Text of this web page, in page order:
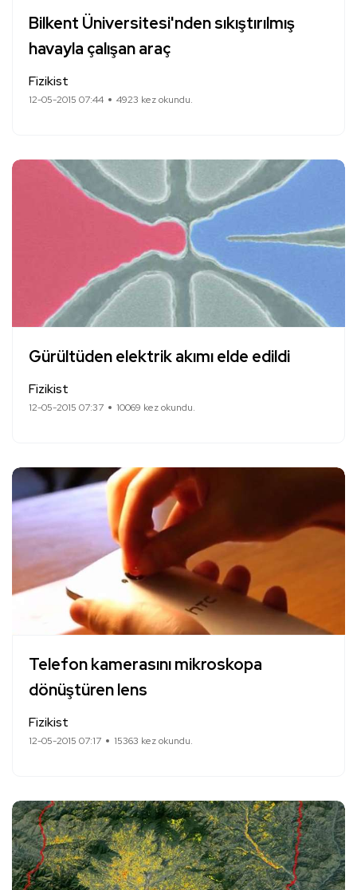
Bilkent Üniversitesi'nden sıkıştırılmış
havayla çalışan araç
Fizikist
12-05-2015 07:44 4923 kez okundu.
Gürültüden elektrik akımı elde edildi
Fizikist
12-05-2015 07:37 10069 kez okundu.
Telefon kamerasını mikroskopa
dönüştüren lens
Fizikist
12-05-2015 07:17 15363 kez okundu.